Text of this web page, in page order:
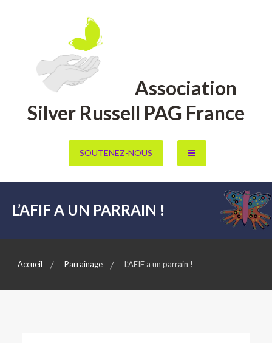
Association
Silver Russell PAG France
SOUTENEZ-NOUS
L’AFIF A UN PARRAIN !
Accueil Parrainage L’AFIF a un parrain !